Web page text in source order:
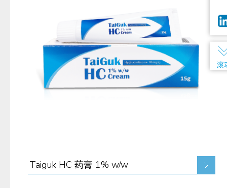
滚
Taiguk HC 药膏 1% w/w